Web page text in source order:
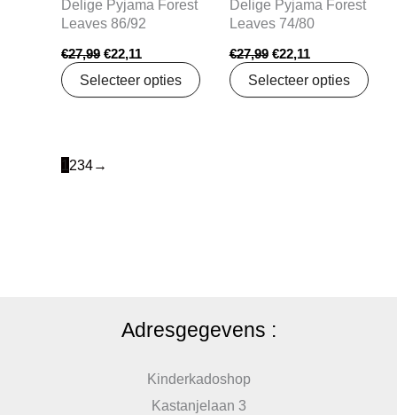
Delige Pyjama Forest
Leaves 86/92
€27,99 €22,11
Selecteer opties
Delige Pyjama Forest
Leaves 74/80
€27,99 €22,11
Selecteer opties
1 234→
Adresgegevens :
Kinderkadoshop
Kastanjelaan 3